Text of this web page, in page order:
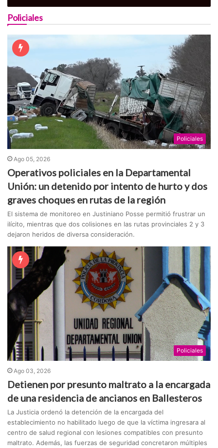
Policiales
Policiales
Ago 05, 2026
Operativos policiales en la Departamental
Unión: un detenido por intento de hurto y dos
graves choques en rutas de la región
El sistema de monitoreo en Justiniano Posse permitió frustrar un
ilícito, mientras que dos colisiones en las rutas provinciales 2 y 3
dejaron heridos de diversa consideración.
Policiales
Ago 03, 2026
Detienen por presunto maltrato a la encargada
de una residencia de ancianos en Ballesteros
La Justicia ordenó la detención de la encargada del
establecimiento no habilitado luego de que la víctima ingresara al
centro de salud regional con lesiones compatibles con presunto
maltrato. Además, las fuerzas de seguridad concretaron múltiples